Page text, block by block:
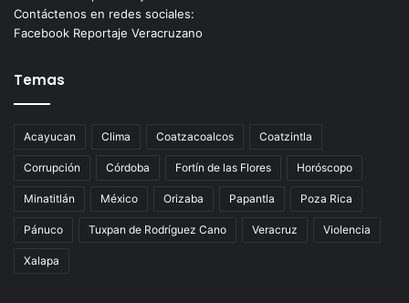
Contáctenos en redes sociales:
Facebook Reportaje Veracruzano
Temas
Acayucan Clima Coatzacoalcos Coatzintla
Corrupción Córdoba Fortín de las Flores Horóscopo
Minatitlán México Orizaba Papantla Poza Rica
Pánuco Tuxpan de Rodríguez Cano Veracruz Violencia
Xalapa